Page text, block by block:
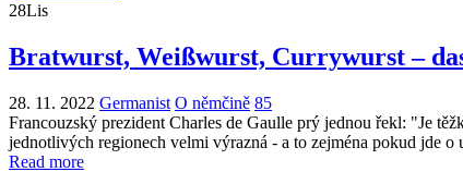
28Lis
Bratwurst, Weißwurst, Currywurst –
28. 11. 2022 Germanist O němčině 85
Francouzský prezident Charles de Gaulle prý jednou řekl: "Je
jednotlivých regionech velmi výrazná - a to zejména pokud jde
Read more